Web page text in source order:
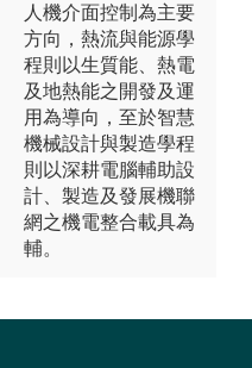
人機介面控制為主要
方向，熱流與能源學
程則以生質能、熱電
及地熱能之開發及運
用為導向，至於智慧
機械設計與製造學程
則以深耕電腦輔助設
計、製造及發展機聯
網之機電整合載具為
輔。